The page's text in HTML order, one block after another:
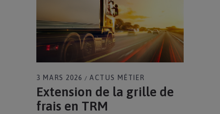
3 MARS 2026 ACTUS MÉTIER
Extension de la grille de
frais en TRM